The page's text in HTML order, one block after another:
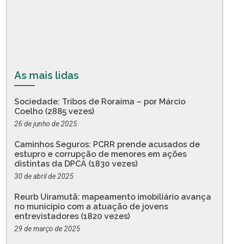
As mais lidas
Sociedade: Tribos de Roraima – por Márcio
Coelho (2885 vezes)
26 de junho de 2025
Caminhos Seguros: PCRR prende acusados de
estupro e corrupção de menores em ações
distintas da DPCA (1830 vezes)
30 de abril de 2025
Reurb Uiramutã: mapeamento imobiliário avança
no município com a atuação de jovens
entrevistadores (1820 vezes)
29 de março de 2025